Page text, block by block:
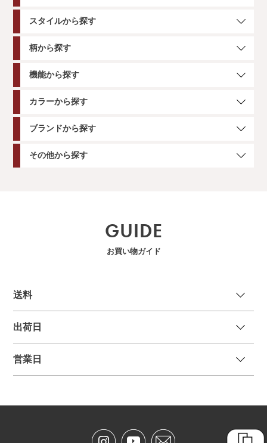
スタイルから探す
柄から探す
機能から探す
カラーから探す
ブランドから探す
その他から探す
GUIDE
お買い物ガイド
送料
出荷日
営業日